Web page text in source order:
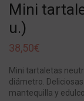
Mini
u.)
38,50€
Mini tartaletas
diámetro.
mantequilla y